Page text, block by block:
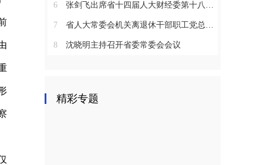
6 张剑飞出席省十四届人大财经委第十八次全体会议
7 省人大常委会机关离退休干部职工党总支召开2025年度总结表彰大会
8 沈晓明主持召开省委常委会会议
精彩专题